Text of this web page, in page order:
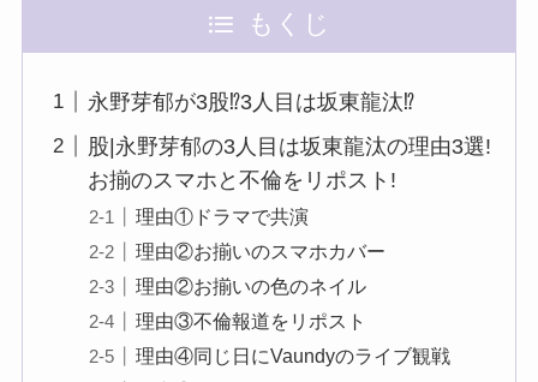
もくじ
永野芽郁が3股⁉︎3人目は坂東龍汰⁉︎
股|永野芽郁の3人目は坂東龍汰の理由3選!
お揃のスマホと不倫をリポスト!
理由①ドラマで共演
理由②お揃いのスマホカバー
理由②お揃いの色のネイル
理由③不倫報道をリポスト
理由④同じ日にVaundyのライブ観戦